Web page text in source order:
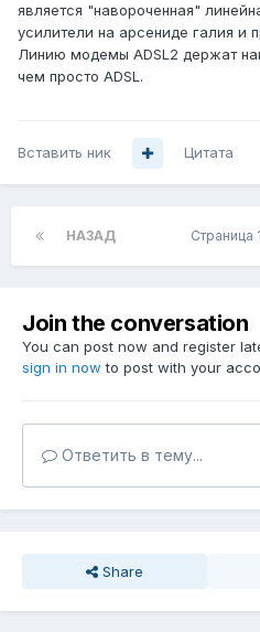
является "навороченная"
усилители на арсениде галия и
Линию модемы ADSL2 держат
чем просто ADSL.
Вставить ник Цитата
НАЗАД Страница
Join the conversation
You can post now and register
sign in now to post with your
Ответить в тему...
Share